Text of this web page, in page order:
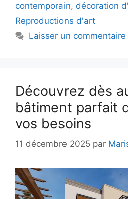
contemporain, décoration
Reproductions d'art
Laisser un commentaire
Découvrez dès
bâtiment parfait
vos besoins
11 décembre 2025 par